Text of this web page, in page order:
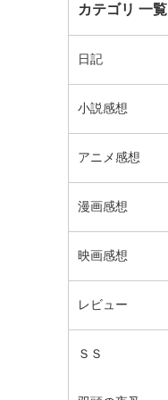
カテゴリ 一覧
日記
小説感想
アニメ感想
漫画感想
映画感想
レビュー
ＳＳ